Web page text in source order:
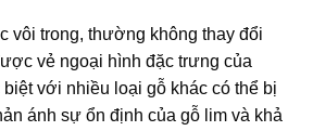
vôi trong, thường không thay đổi
vẻ ngoại hình đặc trưng của
với nhiều loại gỗ khác có thể bị
ánh sự ổn định của gỗ lim và khả